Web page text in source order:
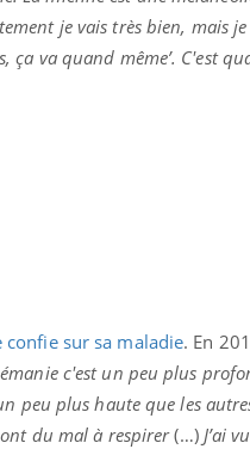
je vais très bien, mais
ça va quand même’. C'est
confie sur sa maladie. En
c'est un peu plus
peu plus haute que les
ont du mal à respirer(…) J’ai